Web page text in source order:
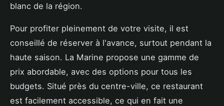
blanc de la région.
Pour profiter pleinement de votre visite, il est
conseillé de réserver à l'avance, surtout pendant la
haute saison. La Marine propose une gamme de
prix abordable, avec des options pour tous les
budgets. Situé près du centre-ville, ce restaurant
est facilement accessible, ce qui en fait une